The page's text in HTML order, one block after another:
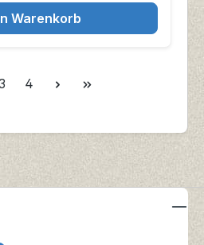
Warenkorb
Seite
4